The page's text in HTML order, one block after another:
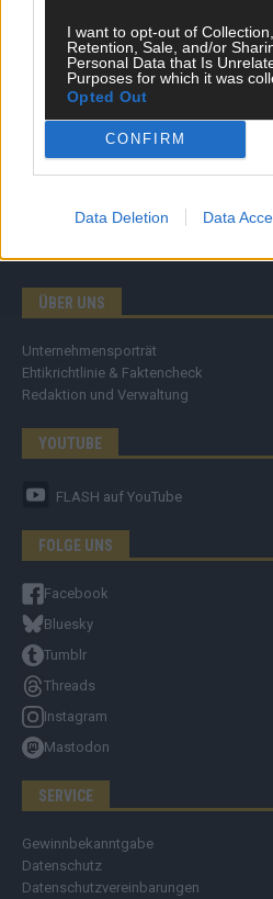
I want to opt-out of
Retention, Sale, and/or
Personal Data that Is
Purposes for which it was
Opted Out
CONFIRM
Data Deletion Data
Kommentar
Streams & Storys
Eurovision
FLASH – DAS VIDEOPORTAL
ÜBER UNS
Unternehmensporträt
Ehtikrichtlinie & Faktencheck
Redaktion und Verwaltung
YOUTUBE
FLASH auf YouTube
FOLGE UNS
Facebook
Bluesky
Tumblr
Threads
Instagram
Mastodon
SERVICE
Gewinnbekanntgabe
Datenschutz
Datenschutzvereinbarungen